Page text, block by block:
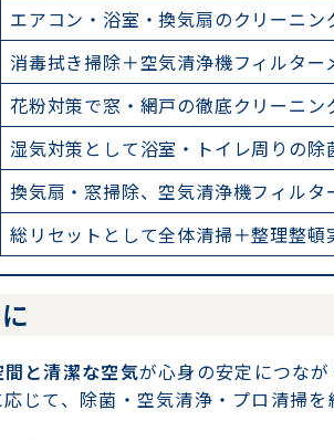
エアコン・浴室・換気扇のクリーニン
消毒拭き掃除＋空気清浄機フィルター
花粉対策で窓・網戸の徹底クリーニン
湿気対策として浴室・トイレ周りの除
換気扇・窓掃除、空気清浄機フィルタ
総リセットとして全体清掃＋整理整頓
と清潔な空気が心身の安定につなが
て、除菌・空気清浄・プロ清掃を